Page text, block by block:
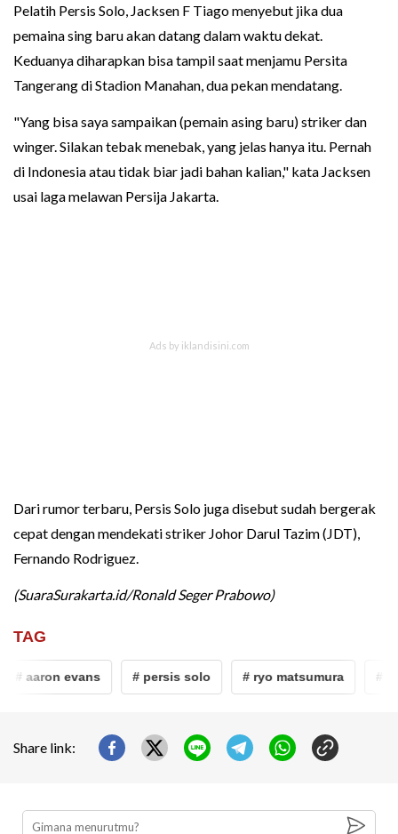
Pelatih Persis Solo, Jacksen F Tiago menyebut jika dua
pemaina sing baru akan datang dalam waktu dekat.
Keduanya diharapkan bisa tampil saat menjamu Persita
Tangerang di Stadion Manahan, dua pekan mendatang.
"Yang bisa saya sampaikan (pemain asing baru) striker dan
winger. Silakan tebak menebak, yang jelas hanya itu. Pernah
di Indonesia atau tidak biar jadi bahan kalian," kata Jacksen
usai laga melawan Persija Jakarta.
Dari rumor terbaru, Persis Solo juga disebut sudah bergerak
cepat dengan mendekati striker Johor Darul Tazim (JDT),
Fernando Rodriguez.
(SuaraSurakarta.id/Ronald Seger Prabowo)
TAG
# aaron evans # persis solo # ryo matsumura #
Share link: